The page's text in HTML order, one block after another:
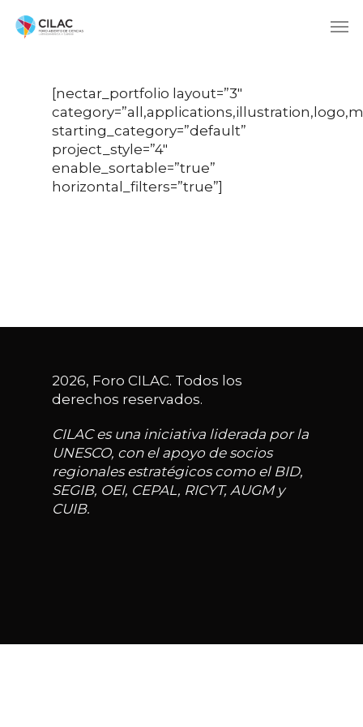
[nectar_portfolio layout=”3″
starting_category=”default”
project_style=”4″
enable_sortable=”true”
horizontal_filters=”true”]
2026, Foro CILAC. Todos los
derechos reservados.
CILAC es una iniciativa liderada por la
UNESCO, con el apoyo de socios
regionales estratégicos como el BID,
SEGIB, OEI, CEPAL, RICYT, AUGM y
CUIB.